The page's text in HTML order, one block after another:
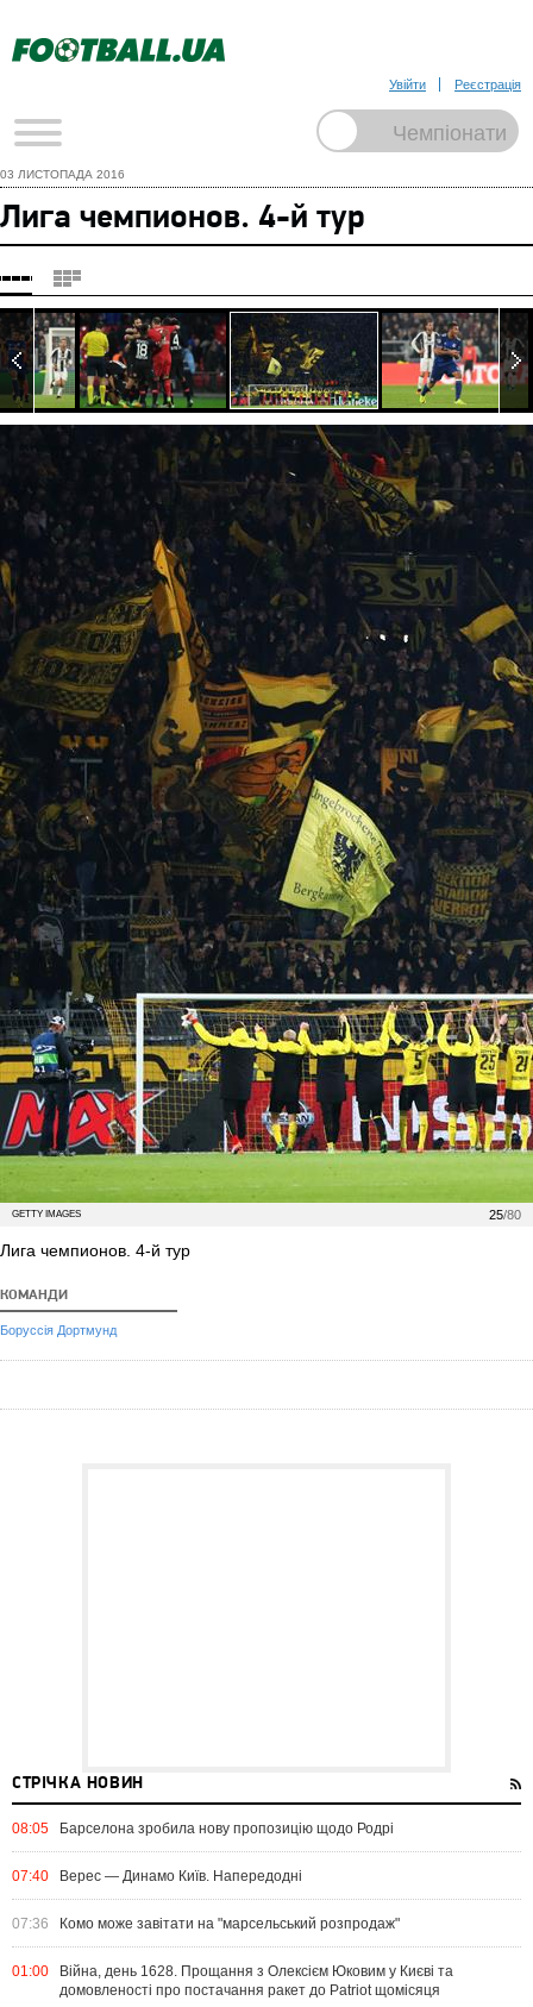
Увійти Реєстрація
03 ЛИСТОПАДА 2016
Лига чемпионов. 4-й тур
25/80
GETTY IMAGES
Лига чемпионов. 4-й тур
КОМАНДИ
Боруссія Дортмунд
СТРІЧКА НОВИН
08:05 Барселона зробила нову пропозицію щодо Родрі
07:40 Верес — Динамо Київ. Напередодні
07:36 Комо може завітати на "марсельський розпродаж"
01:00
Війна, день 1628. Прощання з Олексієм Юковим у Києві та
домовленості про постачання ракет до Patriot щомісяця